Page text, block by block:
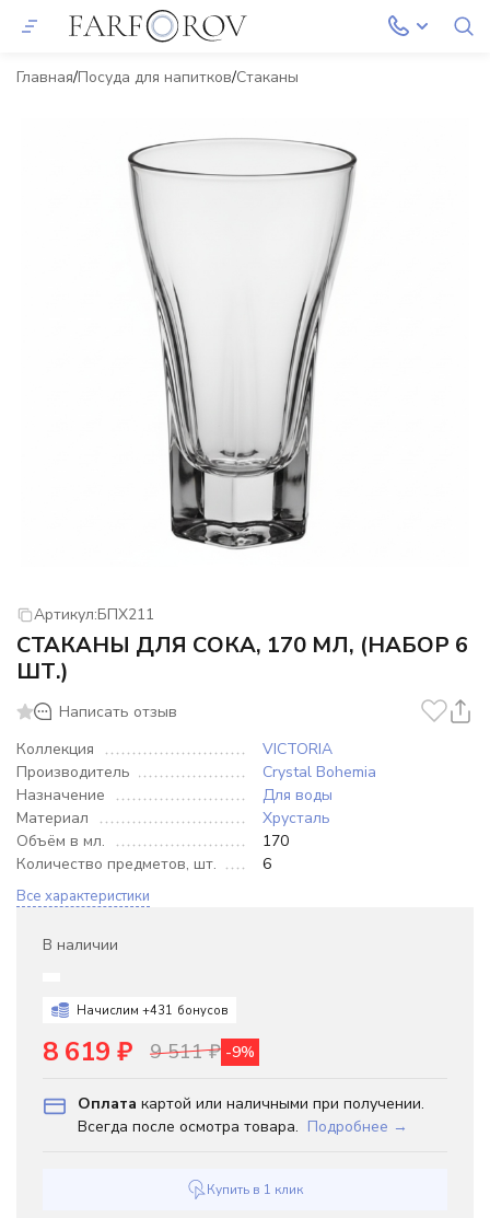
Главная Посуда для напитков Стаканы
Артикул:БПХ211
СТАКАНЫ ДЛЯ СОКА, 170 МЛ, (НАБОР 6
ШТ.)
Написать отзыв
Коллекция
VICTORIA
Производитель
Crystal Bohemia
Назначение
Для воды
Материал
Хрусталь
Объём в мл.
170
Количество предметов, шт.
6
Все характеристики
В наличии
Начислим +431 бонусов
8 619 ₽ 9 511₽ -9%
Оплата картой или наличными при получении.
Всегда после осмотра товара. Подробнее →
Купить в 1 клик